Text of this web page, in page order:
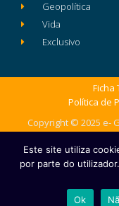
Geopolítica
Vida
Exclusivo
Copyright © 2025 e-
Ficha
Política de
Este site utiliza
por parte do
Ok